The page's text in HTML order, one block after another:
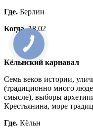
Где. Берлин
Когда.18.02
Кёльнский карнавал
Семь веков истории,
(традиционно много
смысле), выборы
Крестьянина, море
Где. Кёльн